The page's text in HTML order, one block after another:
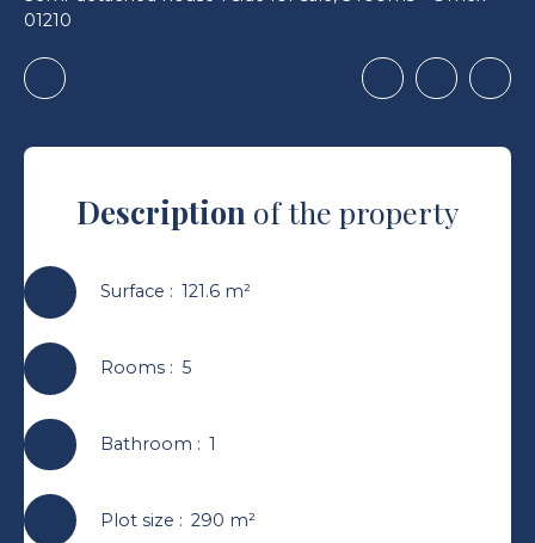
01210
Description of the property
Surface : 121.6 m²
Rooms: 5
Bathroom : 1
Plot size : 290 m²